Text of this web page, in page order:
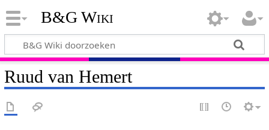
B&G Wiki
Ruud van Hemert